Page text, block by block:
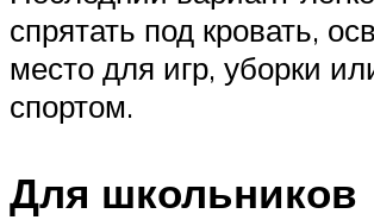
спрятать под кровать,
место для игр, уборки
спортом.
Для школьников